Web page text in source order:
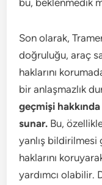
bu, beklenmedik
Son olarak,
doğruluğu, araç
haklarını
bir anlaşmazlık
geçmişi
sunar. Bu,
yanlış bildirilmesi
haklarını
yardımcı olabilir.